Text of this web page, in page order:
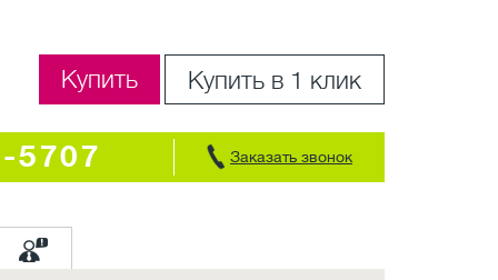
Купить Купить в 1 клик
5707 Заказать звонок